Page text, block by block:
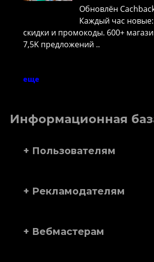
Обновлён
Каждый час
скидки и промокоды. 600+
7,5K предложений ..
еще
Информационная
+ Пользователям
+ Рекламодателям
+ Вебмастерам